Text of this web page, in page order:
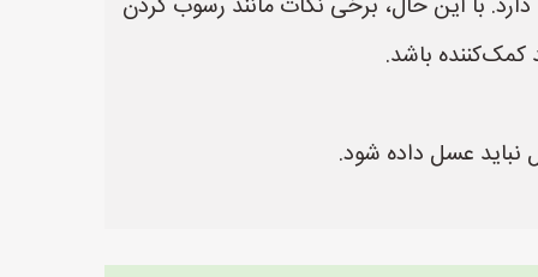
با این حال، برخی نکات مانند رسوب کردن
باشد.
نباید عسل داده شود.